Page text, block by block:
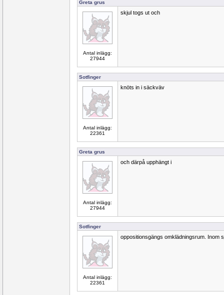
Greta grus
Antal inlägg:
27944
skjul togs ut och
Sotfinger
Antal inlägg:
22361
knöts in i säckväv
Greta grus
Antal inlägg:
27944
och därpå upphängt i
Sotfinger
Antal inlägg:
22361
oppositionsgängs omklädningsrum. Inom